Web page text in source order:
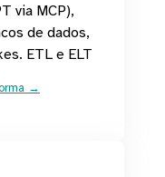
via MCP),
de dados,
ETL e ELT
→